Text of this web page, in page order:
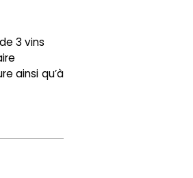
3 vins
ainsi qu’à